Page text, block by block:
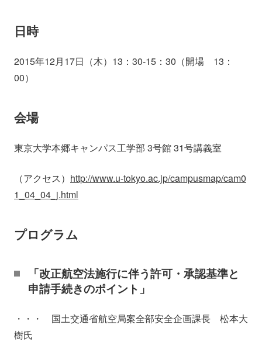
日時
2015年12月17日（木）13：30-15：30（開場 13：
00）
会場
東京大学本郷キャンパス工学部 3号館 31号講義室
（アクセス） http://www.u-tokyo.ac.jp/campusmap/cam0
1_04_04_j.html
プログラム
「改正航空法施行に伴う許可・承認基準と
申請手続きのポイント」
・・・ 国土交通省航空局案全部安全企画課長 松本大
樹氏